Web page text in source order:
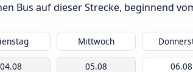
Bus auf dieser Strecke, beginnend
Mittwoch
04.08 05.08 06.08